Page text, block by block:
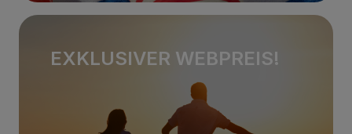
EXKLUSIVER WEBPREIS!